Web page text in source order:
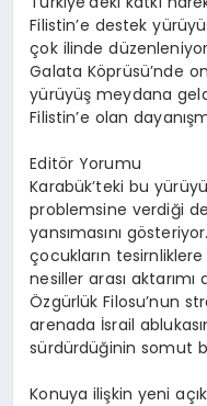
Filistin’e destek
çok ilinde
Galata Köprüsü’nde
yürüyüş meydana
Filistin’e olan
Editör Yorumu
Karabük’teki bu
problemsine verdiği
yansımasını
çocukların
nesiller arası aktarımı
Özgürlük Filosu’nun
arenada İsrail
sürdürdüğinin somut
Konuya ilişkin yeni